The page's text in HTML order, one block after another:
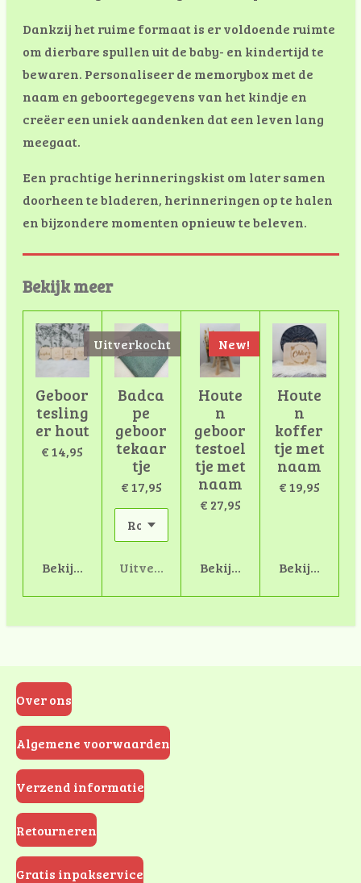
Dankzij het ruime formaat is er voldoende ruimte
om dierbare spullen uit de baby- en kindertijd te
bewaren. Personaliseer de memorybox met de
naam en geboortegegevens van het kindje en
creëer een uniek aandenken dat een leven lang
meegaat.
Een prachtige herinneringskist om later samen
doorheen te bladeren, herinneringen op te halen
en bijzondere momenten opnieuw te beleven.
Bekijk meer
Geboor
tesling
er hout
€ 14,95
Bekijk details
Uitverkocht
Badca
pe
geboor
tekaar
tje
€ 17,95
Uitverkocht
New!
Houte
n
geboor
testoel
tje met
naam
€ 27,95
Bekijk details
Houte
n
koffer
tje met
naam
€ 19,95
Bekijk
Over ons
Algemene voorwaarden
Verzend informatie
Retourneren
Gratis inpakservice